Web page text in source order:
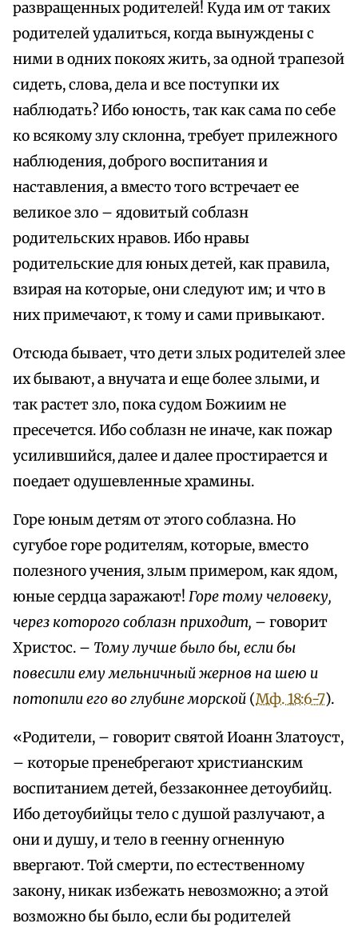
развращенных родителей! Куда им от таких
родителей удалиться, когда вынуждены с
ними в одних покоях жить, за одной трапезой
сидеть, слова, дела и все поступки их
наблюдать? Ибо юность, так как сама по себе
ко всякому злу склонна, требует прилежного
наблюдения, доброго воспитания и
наставления, а вместо того встречает ее
великое зло – ядовитый соблазн
родительских нравов. Ибо нравы
родительские для юных детей, как правила,
взирая на которые, они следуют им; и что в
них примечают, к тому и сами привыкают.
Отсюда бывает, что дети злых родителей злее
их бывают, а внучата и еще более злыми, и
так растет зло, пока судом Божиим не
пресечется. Ибо соблазн не иначе, как пожар
усилившийся, далее и далее простирается и
поедает одушевленные храмины.
Горе юным детям от этого соблазна. Но
сугубое горе родителям, которые, вместо
полезного учения, злым примером, как ядом,
юные сердца заражают! Горе тому человеку,
через которого соблазн приходит, – говорит
Христос. – Тому лучше было бы, если бы
повесили ему мельничный жернов на шею и
потопили его во глубине морской (Мф. 18:6-7).
«Родители, – говорит святой Иоанн Златоуст,
– которые пренебрегают христианским
воспитанием детей, беззаконнее детоубийц.
Ибо детоубийцы тело с душой разлучают, а
они и душу, и тело в геенну огненную
ввергают. Той смерти, по естественному
закону, никак избежать невозможно; а этой
возможно бы было, если бы родителей